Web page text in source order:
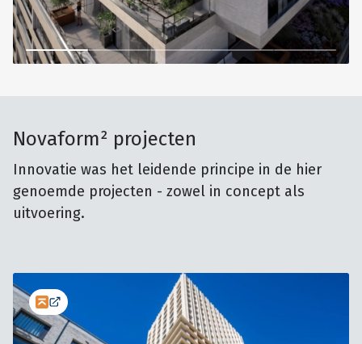
Novaform² projecten
Innovatie was het leidende principe in de hier
genoemde projecten - zowel in concept als
uitvoering.